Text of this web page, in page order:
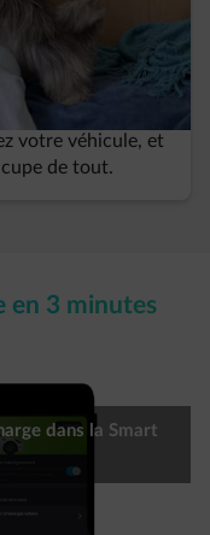
votre véhicule, et
de tout.​
en 3 minutes​
dans la Smart